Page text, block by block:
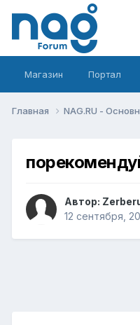
Магазин Портал
Главная NAG.RU -
Автор:
12 сентября,